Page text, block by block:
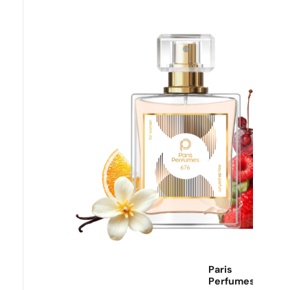
Paris
Perfumes